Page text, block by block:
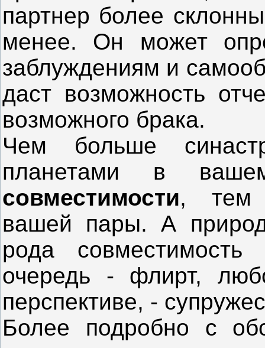
партнер более
менее. Он может
заблуждениям и
даст возможность
возможного брака.
Чем больше
планетами в
совместимости, тем
вашей пары. А
рода
очередь - флирт,
перспективе, -
Более подробно с